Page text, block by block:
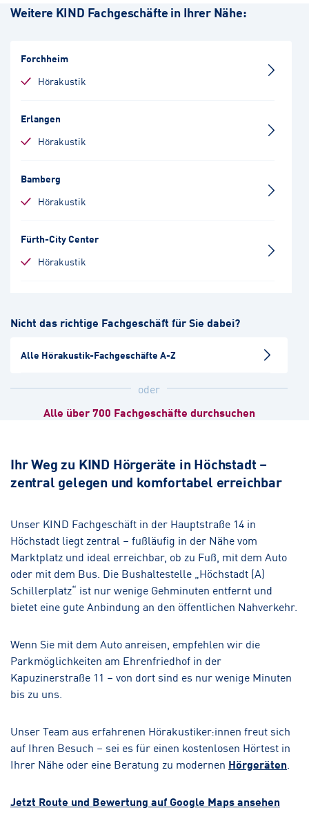
Weitere KIND Fachgeschäfte in Ihrer Nähe:
Forchheim
Hörakustik
Erlangen
Hörakustik
Bamberg
Hörakustik
Fürth-City Center
Hörakustik
Hörakustik
Eckental
Nürnberg-Zentrum
Nürnberg-Südstadt
Gerolzhofen
Hörakustik
Augenoptik
Nicht das richtige Fachgeschäft für Sie dabei?
Alle Hörakustik-Fachgeschäfte A-Z
oder
Alle über 700 Fachgeschäfte durchsuchen
Ihr Weg zu KIND Hörgeräte in Höchstadt –
zentral gelegen und komfortabel erreichbar
Unser KIND Fachgeschäft in der Hauptstraße 14 in
Höchstadt liegt zentral – fußläufig in der Nähe vom
Marktplatz und ideal erreichbar, ob zu Fuß, mit dem Auto
oder mit dem Bus. Die Bushaltestelle „Höchstadt (A)
Schillerplatz“ ist nur wenige Gehminuten entfernt und
bietet eine gute Anbindung an den öffentlichen Nahverkehr.
Wenn Sie mit dem Auto anreisen, empfehlen wir die
Parkmöglichkeiten am Ehrenfriedhof in der
Kapuzinerstraße 11 – von dort sind es nur wenige Minuten
bis zu uns.
Unser Team aus erfahrenen Hörakustiker:innen freut sich
auf Ihren Besuch – sei es für einen kostenlosen Hörtest in
Ihrer Nähe oder eine Beratung zu modernen Hörgeräten
Jetzt Route und Bewertung auf Google Maps ansehen